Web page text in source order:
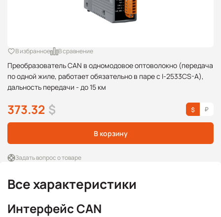
Преобразователь CAN в одномодовое оптоволокно (передача
по одной жиле, работает обязательно в паре с I-2533CS-A),
дальность передачи - до 15 км
В избранное В сравнение
373.32 $
В корзину
Задать вопрос о товаре
Все характеристики
Интерфейс CAN